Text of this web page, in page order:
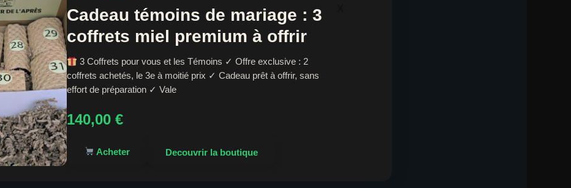
Cadeau témoins de mariage : 3
coffrets miel premium à offrir
3 Coffrets pour vous et les Témoins ✓ Offre exclusive : 2
coffrets achetés, le 3e à moitié prix ✓ Cadeau prêt à offrir, sans
effort de préparation ✓ Vale
140,00 €
Acheter Decouvrir la boutique